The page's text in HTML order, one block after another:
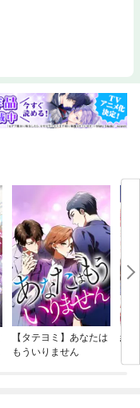
【タテヨミ】あなたは
もういりません
結